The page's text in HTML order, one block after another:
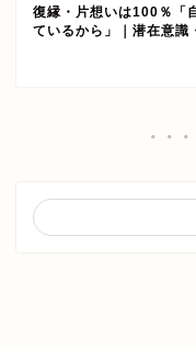
復縁・片想いは100％「
ているから」｜潜在意識